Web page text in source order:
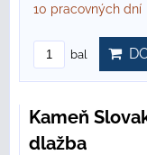
10 pracovných dní
bal
Kameň
dlažba